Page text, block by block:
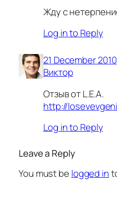
Жду с
Log in to Reply
21 December 2010
Виктор
Отзыв от L.E.A.
http://
Log in to Reply
Leave a Reply
You must be logged in